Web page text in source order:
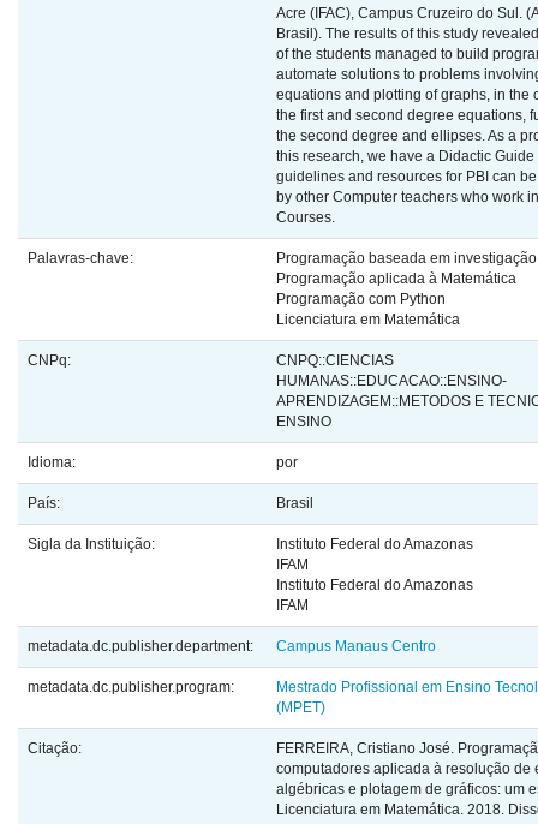
Acre (IFAC), Campus Cruzeiro do Sul.
Brasil). The results of this study
of the students managed to build
automate solutions to problems
equations and plotting of graphs, in the
the first and second degree equations,
the second degree and ellipses. As a
this research, we have a Didactic
guidelines and resources for PBI can
by other Computer teachers who work
Courses.
Palavras-chave:
Programação baseada em investigação
Programação aplicada à Matemática
Programação com Python
Licenciatura em Matemática
CNPq:
CNPQ::CIENCIAS
HUMANAS::EDUCACAO::ENSINO-
APRENDIZAGEM::METODOS E
ENSINO
Idioma: por
País: Brasil
Sigla da Instituição:
Instituto Federal do Amazonas
IFAM
Instituto Federal do Amazonas
IFAM
metadata.dc.publisher.department: Campus Manaus Centro
metadata.dc.publisher.program:
Mestrado Profissional em Ensino
(MPET)
Citação:
FERREIRA, Cristiano José.
computadores aplicada à resolução de
algébricas e plotagem de gráficos: um
Licenciatura em Matemática. 2018.